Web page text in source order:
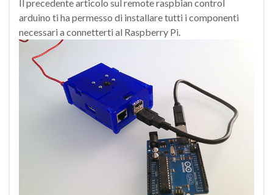
Il precedente articolo sul remote raspbian control
arduino ti ha permesso di installare tutti i componenti
necessari a connetterti al Raspberry Pi.